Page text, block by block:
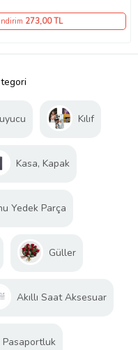
273,00 TL
Kılıf
Kasa, Kapak
Yedek Parça
Güller
Akıllı Saat Aksesuar
Pasaportluk